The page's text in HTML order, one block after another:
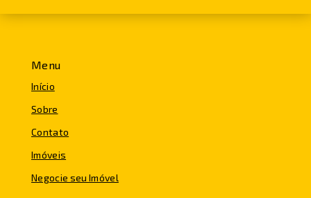
Menu
Início
Sobre
Contato
Imóveis
Negocie seu Imóvel